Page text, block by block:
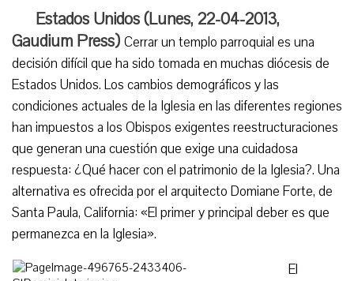
Estados Unidos (Lunes, 22-04-2013,
Gaudium Press) Cerrar un templo parroquial es una
decisión difícil que ha sido tomada en muchas diócesis de
Estados Unidos. Los cambios demográficos y las
condiciones actuales de la Iglesia en las diferentes regiones
han impuestos a los Obispos exigentes reestructuraciones
que generan una cuestión que exige una cuidadosa
respuesta: ¿Qué hacer con el patrimonio de la Iglesia?. Una
alternativa es ofrecida por el arquitecto Domiane Forte, de
Santa Paula, California: «El primer y principal deber es que
permanezca en la Iglesia».
El